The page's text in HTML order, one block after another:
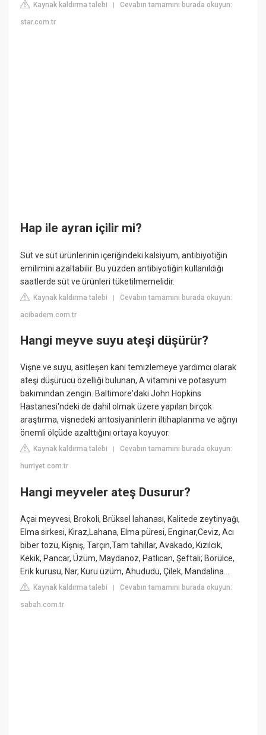
Kaynak kaldırma talebi |Cevabın tamamını burada okuyun:
star.com.tr
Hap ile ayran içilir mi?
Süt ve süt ürünlerinin içeriğindeki kalsiyum, antibiyotiğin
emilimini azaltabilir. Bu yüzden antibiyotiğin kullanıldığı
saatlerde süt ve ürünleri tüketilmemelidir.
Kaynak kaldırma talebi |Cevabın tamamını burada okuyun:
acibadem.com.tr
Hangi meyve suyu ateşi düşürür?
Vişne ve suyu, asitleşen kanı temizlemeye yardımcı olarak
ateşi düşürücü özelliği bulunan, A vitamini ve potasyum
bakımından zengin. Baltimore'daki John Hopkins
Hastanesi'ndeki de dahil olmak üzere yapılan birçok
araştırma, vişnedeki antosiyaninlerin iltihaplanma ve ağrıyı
önemli ölçüde azalttığını ortaya koyuyor.
Kaynak kaldırma talebi |Cevabın tamamını burada okuyun:
hurriyet.com.tr
Hangi meyveler ateş Dusurur?
Açai meyvesi, Brokoli, Brüksel lahanası, Kalitede zeytinyağı,
Elma sirkesi, Kiraz,Lahana, Elma püresi, Enginar,Ceviz, Acı
biber tozu, Kişniş, Tarçın,Tam tahıllar, Avakado, Kızılcık,
Kekik, Pancar, Üzüm, Maydanoz, Patlıcan, Şeftali; Börülce,
Erik kurusu, Nar, Kuru üzüm, Ahududu, Çilek, Mandalina...
Kaynak kaldırma talebi |Cevabın tamamını burada okuyun:
sabah.com.tr